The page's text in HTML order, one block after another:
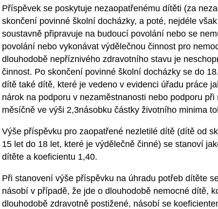
Příspěvek se poskytuje nezaopatřenému dítěti (za
skončení povinné školní docházky, a poté, nejdéle
soustavně připravuje na budoucí povolání nebo se
povolání nebo vykonávat výdělečnou činnost pro
dlouhodobě nepříznivého zdravotního stavu je
činnost. Po skončení povinné školní docházky se do
dítě také dítě, které je vedeno v evidenci úřadu práce
nárok na podporu v nezaměstnanosti nebo podporu
měsíčně ve výši 2,3násobku částky životního minima
Výše příspěvku pro zaopatřené nezletilé dítě (dítě od
15 let do 18 let, které je výdělečně činné) se stanoví
dítěte a koeficientu 1,40.
Při stanovení výše příspěvku na úhradu potřeb dítěte
násobí v případě, že jde o dlouhodobě nemocné dítě,
dlouhodobě zdravotně postižené, násobí se